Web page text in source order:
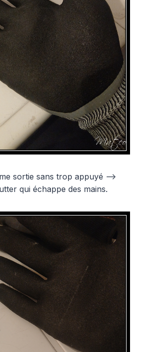
sortie sans trop appuyé –>
qui échappe des mains.